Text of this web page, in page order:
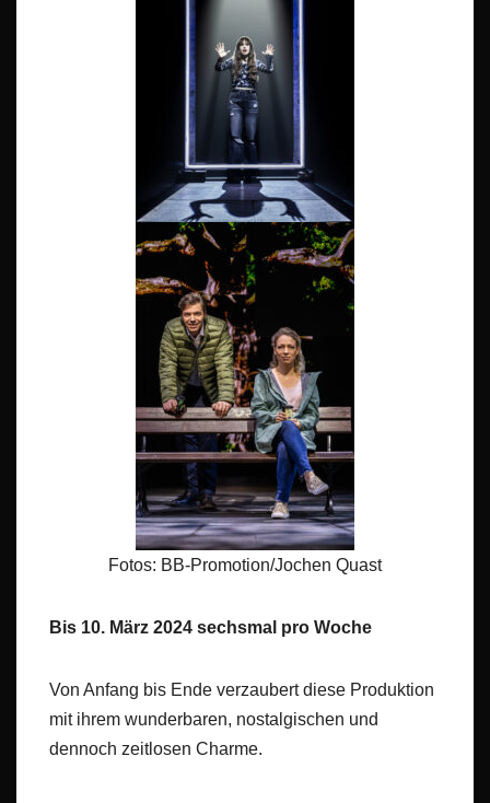
Fotos: BB-Promotion/Jochen Quast
Bis 10. März 2024 sechsmal pro Woche
Von Anfang bis Ende verzaubert diese Produktion
mit ihrem wunderbaren, nostalgischen und
dennoch zeitlosen Charme.